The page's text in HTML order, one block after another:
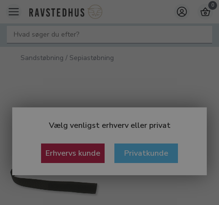
Vælg venligst erhverv eller privat
Erhvervs kunde Privatkunde
0
Sandstøbning / Sepiastøbning